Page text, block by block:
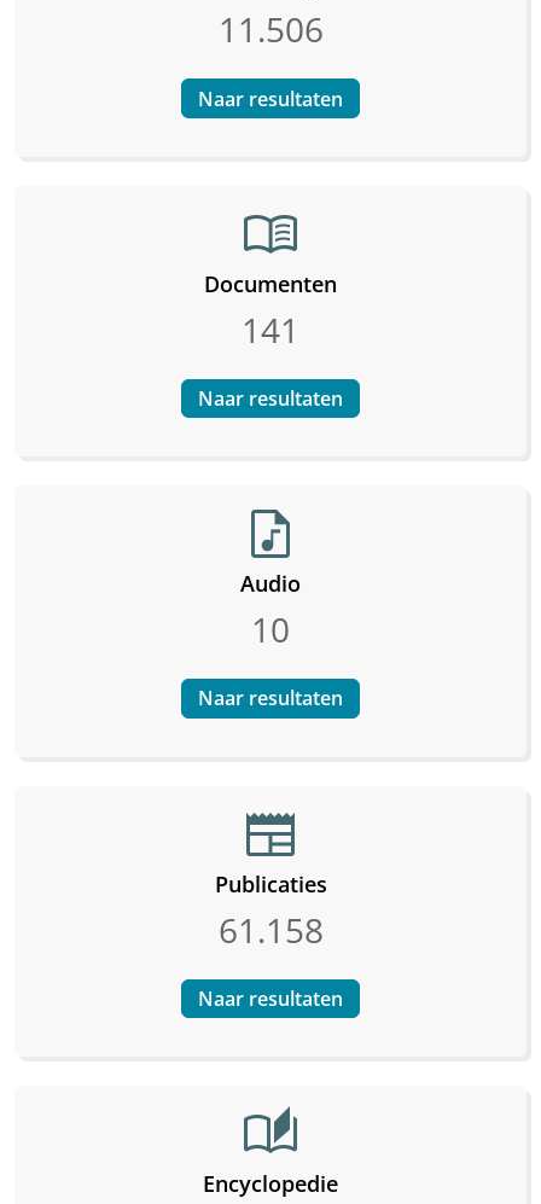
11.506
Naar resultaten
menu_book
Documenten
141
Naar resultaten
audio_file
Audio
10
Naar resultaten
newspaper
Publicaties
61.158
Naar resultaten
auto_stories
Encyclopedie